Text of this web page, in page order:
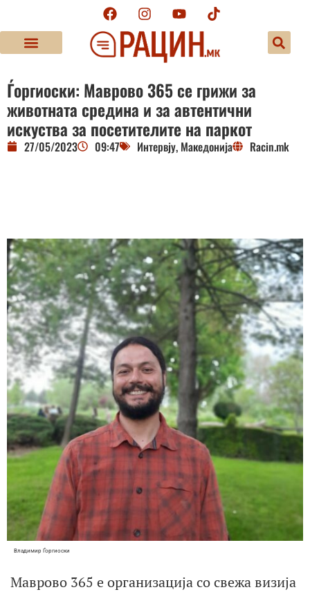
Ѓоргиоски: Маврово 365 се грижи за
животната средина и за автентични
искуства за посетителите на паркот
27/05/2023 09:47 Интервју, Македонија Racin.mk
Владимир Ѓоргиоски
Маврово 365 e организација со свежа визија